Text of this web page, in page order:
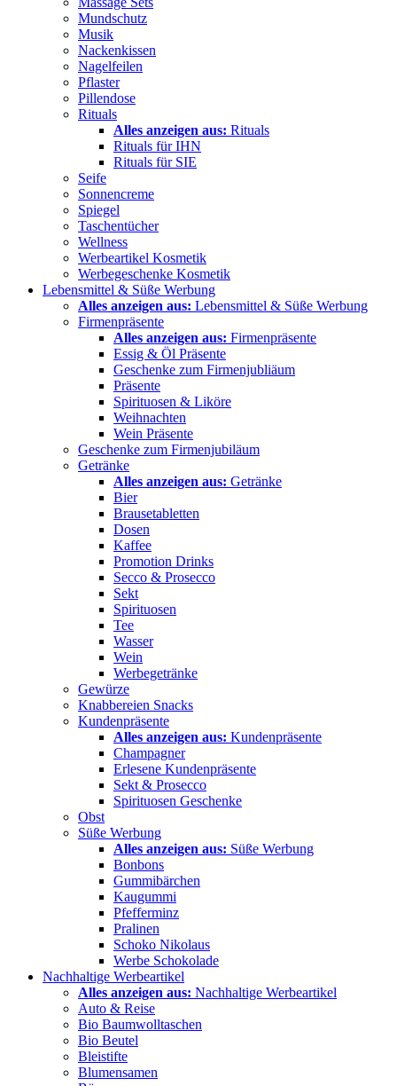
Mundschutz
Musik
Nackenkissen
Nagelfeilen
Pflaster
Pillendose
Rituals
Alles anzeigen aus: Rituals
Rituals für IHN
Rituals für SIE
Seife
Sonnencreme
Spiegel
Taschentücher
Wellness
Werbeartikel Kosmetik
Werbegeschenke Kosmetik
Lebensmittel & Süße Werbung
Alles anzeigen aus: Lebensmittel & Süße Werbung
Firmenpräsente
Alles anzeigen aus: Firmenpräsente
Essig & Öl Präsente
Geschenke zum Firmenjubliäum
Präsente
Spirituosen & Liköre
Weihnachten
Wein Präsente
Geschenke zum Firmenjubiläum
Getränke
Alles anzeigen aus: Getränke
Bier
Brausetabletten
Dosen
Kaffee
Promotion Drinks
Secco & Prosecco
Sekt
Spirituosen
Tee
Wasser
Wein
Werbegetränke
Gewürze
Knabbereien Snacks
Kundenpräsente
Alles anzeigen aus: Kundenpräsente
Champagner
Erlesene Kundenpräsente
Sekt & Prosecco
Spirituosen Geschenke
Obst
Süße Werbung
Alles anzeigen aus: Süße Werbung
Bonbons
Gummibärchen
Kaugummi
Pfefferminz
Pralinen
Schoko Nikolaus
Werbe Schokolade
Nachhaltige Werbeartikel
Alles anzeigen aus: Nachhaltige Werbeartikel
Auto & Reise
Bio Baumwolltaschen
Bio Beutel
Bleistifte
Blumensamen